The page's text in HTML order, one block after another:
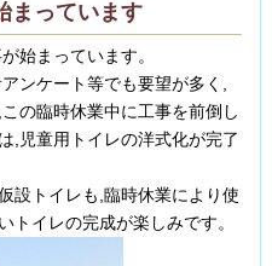
まっています
始まっています。
ンケート等でも要望が多く,
の臨時休業中に工事を前倒し
,児童用トイレの洋式化が完了
設トイレも,臨時休業により使
トイレの完成が楽しみです。